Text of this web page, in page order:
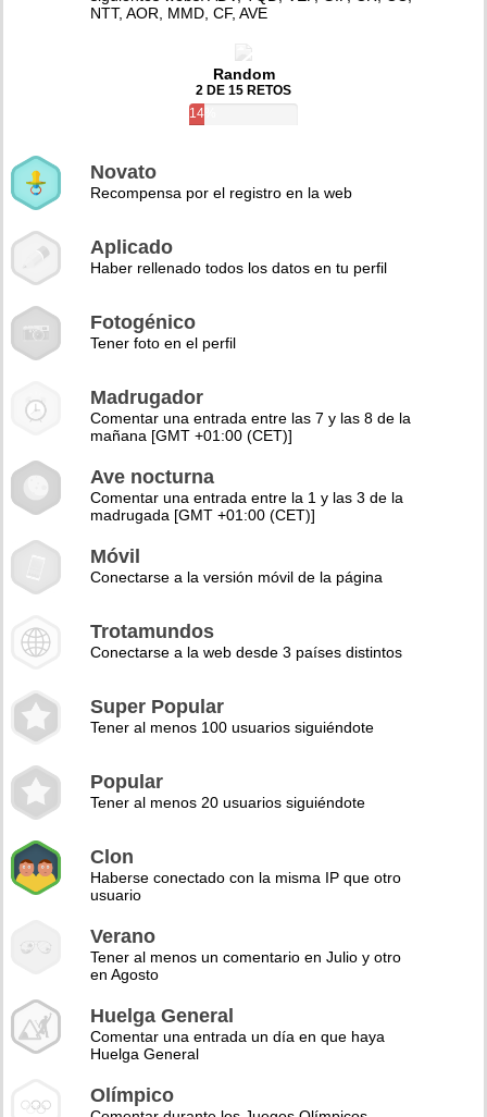
NTT, AOR, MMD, CF, AVE
Random
2 DE 15 RETOS
14%
Novato
Recompensa por el registro en la web
Aplicado
Haber rellenado todos los datos en tu perfil
Fotogénico
Tener foto en el perfil
Madrugador
Comentar una entrada entre las 7 y las 8 de la
mañana [GMT +01:00 (CET)]
Ave nocturna
Comentar una entrada entre la 1 y las 3 de la
madrugada [GMT +01:00 (CET)]
Móvil
Conectarse a la versión móvil de la página
Trotamundos
Conectarse a la web desde 3 países distintos
Super Popular
Tener al menos 100 usuarios siguiéndote
Popular
Tener al menos 20 usuarios siguiéndote
Clon
Haberse conectado con la misma IP que otro
usuario
Verano
Tener al menos un comentario en Julio y otro
en Agosto
Huelga General
Comentar una entrada un día en que haya
Huelga General
Olímpico